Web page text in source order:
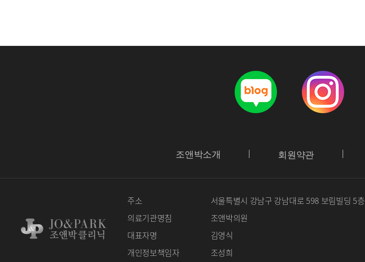
조앤박소개 회원약관
주소 서울특별시 강남구 강남대로 598 보림빌딩 5층
의료기관명침
조앤박의원
대표자명
김영식
개인정보책임자
조성희